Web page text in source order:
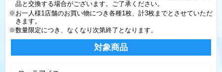
品と交換する場合がございます。ご了承ください。
※お一人様1店舗のお買い物につき各種1枚、計3枚までとさせていただ
きます。
※数量限定につき、なくなり次第終了となります。
対象商品